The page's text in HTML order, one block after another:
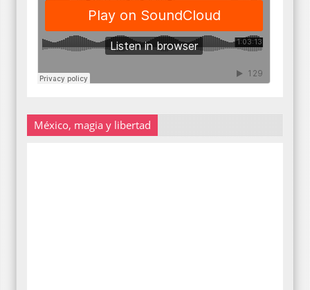
México, magia y libertad